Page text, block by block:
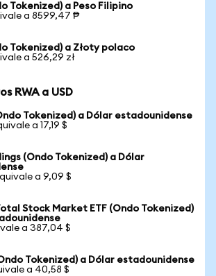
Tokenized) a Peso Filipino
a 8599,47 ₱
Tokenized) a Złoty polaco
a 526,29 zł
RWA a USD
Tokenized) a Dólar estadounidense
a 17,19 $
(Ondo Tokenized) a Dólar
a 9,09 $
Stock Market ETF (Ondo Tokenized)
a 387,04 $
Tokenized) a Dólar estadounidense
a 40,58 $